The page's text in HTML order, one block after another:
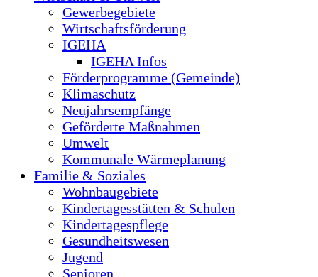
Gewerbegebiete
Wirtschaftsförderung
IGEHA
IGEHA Infos
Förderprogramme (Gemeinde)
Klimaschutz
Neujahrsempfänge
Geförderte Maßnahmen
Umwelt
Kommunale Wärmeplanung
Familie & Soziales
Wohnbaugebiete
Kindertagesstätten & Schulen
Kindertagespflege
Gesundheitswesen
Jugend
Senioren